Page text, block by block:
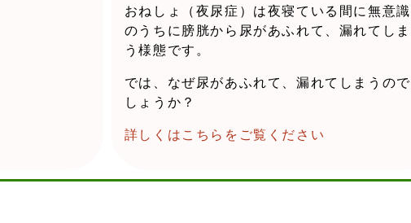
おねしょ（夜尿症）は夜寝ている間に無意識
のうちに膀胱から尿があふれて、漏れてしま
う様態です。
では、なぜ尿があふれて、漏れてしまうので
しょうか？
詳しくはこちらをご覧ください